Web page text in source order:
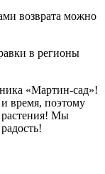
возврата можно
в регионы
«Мартин-сад»!
время, поэтому
растения! Мы